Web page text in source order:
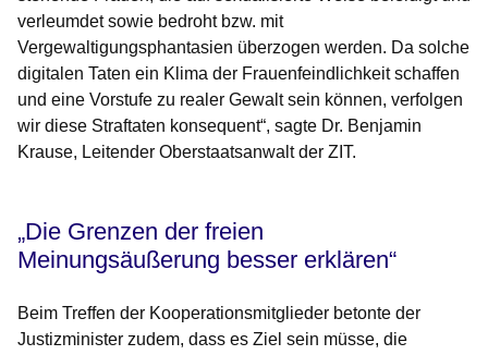
verleumdet sowie bedroht bzw. mit
Vergewaltigungsphantasien überzogen werden. Da solche
digitalen Taten ein Klima der Frauenfeindlichkeit schaffen
und eine Vorstufe zu realer Gewalt sein können, verfolgen
wir diese Straftaten konsequent“, sagte Dr. Benjamin
Krause, Leitender Oberstaatsanwalt der ZIT.
„Die Grenzen der freien
Meinungsäußerung besser erklären“
Beim Treffen der Kooperationsmitglieder betonte der
Justizminister zudem, dass es Ziel sein müsse, die